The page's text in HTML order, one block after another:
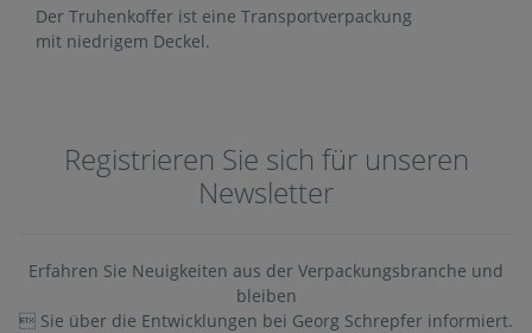
Der Truhenkoffer ist eine Transportverpackung
mit niedrigem Deckel.
Registrieren Sie sich für unseren
Newsletter
Erfahren Sie Neuigkeiten aus der Verpackungsbranche und
bleiben
 Sie über die Entwicklungen bei Georg Schrepfer informiert.